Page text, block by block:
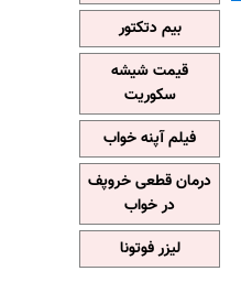
بیم دتکتور
قیمت شیشه
سکوریت
فیلم آپنه خواب
درمان قطعی خروپف
در خواب
لیزر فوتونا